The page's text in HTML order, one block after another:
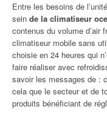
Entre les besoins de
sein de la climatiseur
contenus du volume d’air
climatiseur mobile sans
choisie en 24 heures qui
faire réaliser avec
savoir les messages de :
cela que le secteur et de
produits bénéficiant de